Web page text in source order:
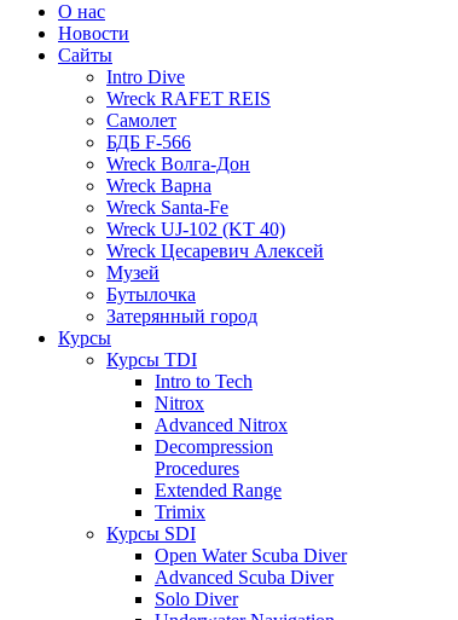
О нас
Новости
Сайты
Intro Dive
Wreck RAFET REIS
Самолет
БДБ F-566
Wreck Волга-Дон
Wreck Варна
Wreck Santa-Fe
Wreck UJ-102 (KT 40)
Wreck Цесаревич Алексей
Музей
Бутылочка
Затерянный город
Курсы
Курсы TDI
Intro to Tech
Nitrox
Advanced Nitrox
Decompression
Procedures
Extended Range
Trimix
Курсы SDI
Open Water Scuba Diver
Advanced Scuba Diver
Solo Diver